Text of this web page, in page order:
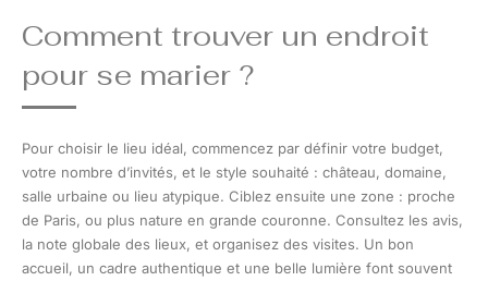
Comment trouver un endroit
pour se marier ?
Pour choisir le lieu idéal, commencez par définir votre budget,
votre nombre d’invités, et le style souhaité : château, domaine,
salle urbaine ou lieu atypique. Ciblez ensuite une zone : proche
de Paris, ou plus nature en grande couronne. Consultez les avis,
la note globale des lieux, et organisez des visites. Un bon
accueil, un cadre authentique et une belle lumière font souvent